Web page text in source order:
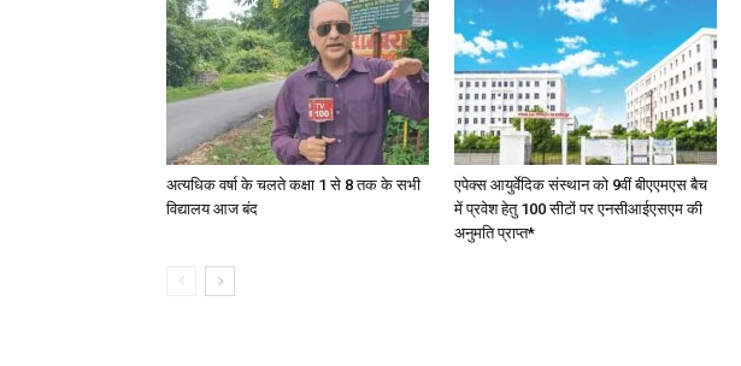
अत्यधिक वर्षा के चलते कक्षा 1 से 8 तक के सभी
विद्यालय आज बंद
एपेक्स आयुर्वेदिक संस्थान को 9वीं बीएएमएस बैच
में प्रवेश हेतु 100 सीटों पर एनसीआईएसएम की
अनुमति प्राप्त*